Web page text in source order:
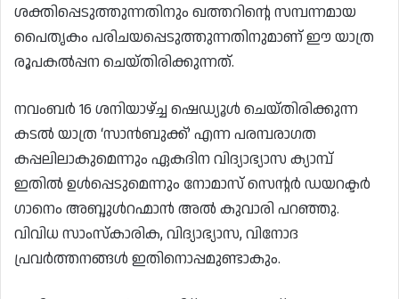
ശക്തിപ്പെടുത്തുന്നതിനും ഖത്തറിൻ്റെ സമ്പന്നമായ
പൈതൃകം പരിചയപ്പെടുത്തുന്നതിനുമാണ് ഈ യാത്ര
രൂപകൽപ്പന ചെയ്തിരിക്കുന്നത്.
നവംബർ 16 ശനിയാഴ്ച്ച ഷെഡ്യൂൾ ചെയ്തിരിക്കുന്ന
കടൽ യാത്ര ‘സാൻബുക്ക്’ എന്ന പരമ്പരാഗത
കപ്പലിലാകുമെന്നും ഏകദിന വിദ്യാഭ്യാസ ക്യാമ്പ്
ഇതിൽ ഉൾപ്പെടുമെന്നും നോമാസ് സെൻ്റർ ഡയറക്ടർ
ഗാനെം അബ്ദുൾറഹ്മാൻ അൽ കുവാരി പറഞ്ഞു.
വിവിധ സാംസ്‌കാരിക, വിദ്യാഭ്യാസ, വിനോദ
പ്രവർത്തനങ്ങൾ ഇതിനൊപ്പമുണ്ടാകും.